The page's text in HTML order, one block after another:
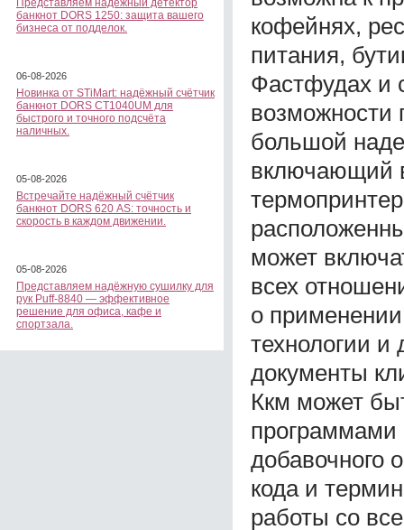
Представляем надёжный детектор
банкнот DORS 1250: защита вашего
бизнеса от подделок.
06-08-2026
Новинка от STiMart: надёжный счётчик
банкнот DORS CT1040UM для
быстрого и точного подсчёта
наличных.
05-08-2026
Встречайте надёжный счётчик
банкнот DORS 620 АS: точность и
скорость в каждом движении.
05-08-2026
Представляем надёжную сушилку для
рук Puff-8840 — эффективное
решение для офиса, кафе и
спортзала.
кофейнях,
питания,
Фастфудах и
возможности
большой
включающий
может
всех
о применении
технологии и
документы
Ккм может
программами
добавочного
кода и
работы со